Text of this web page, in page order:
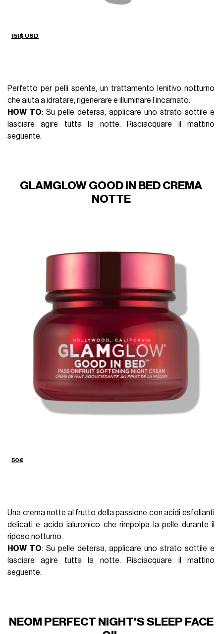
151$ USD
Perfetto per pelli spente, un trattamento lenitivo notturno
che aiuta a idratare, rigenerare e illuminare l’incarnato.
HOW TO: Su pelle detersa, applicare uno strato sottile e
lasciare agire tutta la notte. Risciacquare il mattino
seguente.
GLAMGLOW GOOD IN BED CREMA
NOTTE
50€
Una crema notte al frutto della passione con acidi esfolianti
delicati e acido ialuronico che rimpolpa la pelle durante il
riposo notturno.
HOW TO: Su pelle detersa, applicare uno strato sottile e
lasciare agire tutta la notte. Risciacquare il mattino
seguente.
NEOM PERFECT NIGHT'S SLEEP FACE